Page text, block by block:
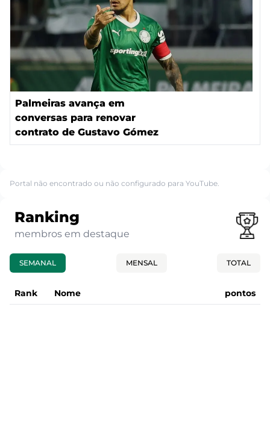
Palmeiras avança em
conversas para renovar
contrato de Gustavo Gómez
Portal não encontrado ou não configurado para YouTube.
Ranking
membros em destaque
SEMANAL MENSAL TOTAL
Rank Nome pontos